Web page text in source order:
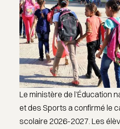
Le ministère de l’Éducation
et des Sports a confirmé le
scolaire 2026-2027. Les